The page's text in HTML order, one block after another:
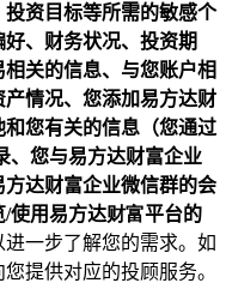
资目标等所需的敏感个
、财务状况、投资期
相关的信息、与您账户相
情况、 您添加易方达财
您有关的信息（您通过
、您与易方达财富企业
达财富企业微信群的会
/使用易方达财富平台的
进一步了解您的需求。如
提供对应的投顾服务。